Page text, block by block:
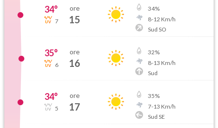
34°
7
ore
15
34%
8-12 Km/h
Sud SO
35°
6
ore
16
32%
8-13 Km/h
Sud
34°
5
ore
17
35%
7-13 Km/h
Sud SE